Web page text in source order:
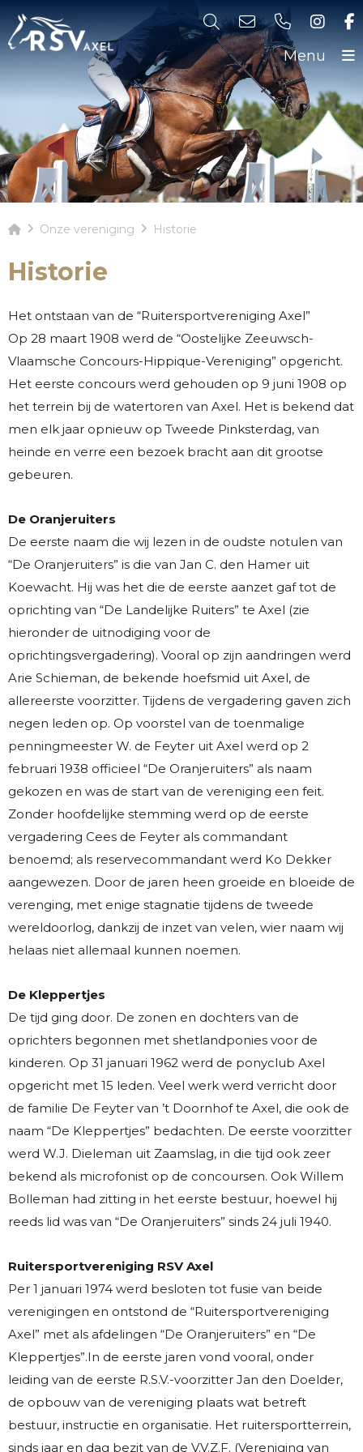
Menu
Onze vereniging Historie
Historie
Het ontstaan van de “Ruitersportvereniging Axel”
Op 28 maart 1908 werd de “Oostelijke Zeeuwsch-
Vlaamsche Concours-Hippique-Vereniging” opgericht.
Het eerste concours werd gehouden op 9 juni 1908 op
het terrein bij de watertoren van Axel. Het is bekend dat
men elk jaar opnieuw op Tweede Pinksterdag, van
heinde en verre een bezoek bracht aan dit grootse
gebeuren.
De Oranjeruiters
De eerste naam die wij lezen in de oudste notulen van
“De Oranjeruiters” is die van Jan C. den Hamer uit
Koewacht. Hij was het die de eerste aanzet gaf tot de
oprichting van “De Landelijke Ruiters” te Axel (zie
hieronder de uitnodiging voor de
oprichtingsvergadering). Vooral op zijn aandringen werd
Arie Schieman, de bekende hoefsmid uit Axel, de
allereerste voorzitter. Tijdens de vergadering gaven zich
negen leden op. Op voorstel van de toenmalige
penningmeester W. de Feyter uit Axel werd op 2
februari 1938 officieel “De Oranjeruiters” als naam
gekozen en was de start van de vereniging een feit.
Zonder hoofdelijke stemming werd op de eerste
vergadering Cees de Feyter als commandant
benoemd; als reservecommandant werd Ko Dekker
aangewezen. Door de jaren heen groeide en bloeide de
verenging, met enige stagnatie tijdens de tweede
wereldoorlog, dankzij de inzet van velen, wier naam wij
helaas niet allemaal kunnen noemen.
De Kleppertjes
De tijd ging door. De zonen en dochters van de
oprichters begonnen met shetlandponies voor de
kinderen. Op 31 januari 1962 werd de ponyclub Axel
opgericht met 15 leden. Veel werk werd verricht door
de familie De Feyter van ’t Doornhof te Axel, die ook de
naam “De Kleppertjes” bedachten. De eerste voorzitter
werd W.J. Dieleman uit Zaamslag, in die tijd ook zeer
bekend als microfonist op de concoursen. Ook Willem
Bolleman had zitting in het eerste bestuur, hoewel hij
reeds lid was van “De Oranjeruiters” sinds 24 juli 1940.
Ruitersportvereniging RSV Axel
Per 1 januari 1974 werd besloten tot fusie van beide
verenigingen en ontstond de “Ruitersportvereniging
Axel” met als afdelingen “De Oranjeruiters” en “De
Kleppertjes”.In de eerste jaren vond vooral, onder
leiding van de eerste R.S.V.-voorzitter Jan den Doelder,
de opbouw van de vereniging plaats wat betreft
bestuur, instructie en organisatie. Het ruitersportterrein,
sinds jaar en dag bezit van de V.V.Z.F. (Vereniging van